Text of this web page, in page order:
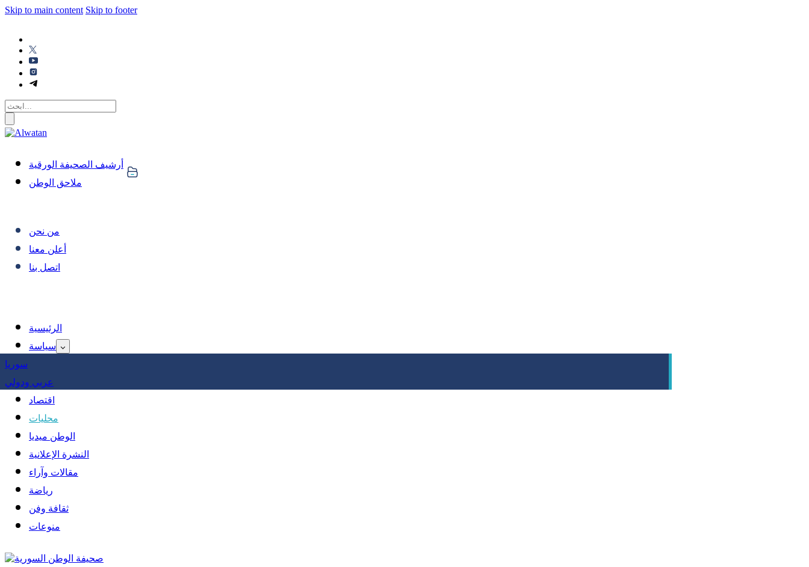
Skip to main content Skip to footer
أرشيف الصحيفة الورقية
ملاحق الوطن
من نحن
أعلن معنا
اتصل بنا
الرئيسية
سياسة
سوريا
عربي ودولي
اقتصاد
محليات
الوطن ميديا
النشرة الإعلانية
مقالات وآراء
رياضة
ثقافة وفن
منوعات